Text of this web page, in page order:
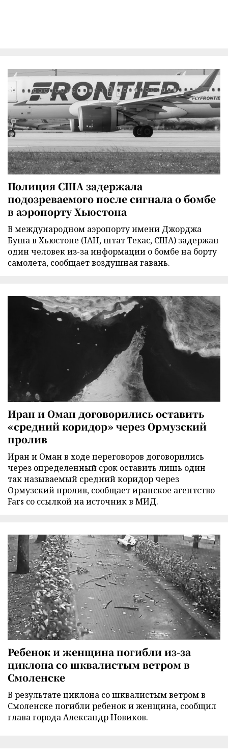
Полиция США задержала
подозреваемого после сигнала о бомбе
в аэропорту Хьюстона
В международном аэропорту имени Джорджа
Буша в Хьюстоне (IAH, штат Техас, США) задержан
один человек из-за информации о бомбе на борту
самолета, сообщает воздушная гавань.
Иран и Оман договорились оставить
«средний коридор» через Ормузский
пролив
Иран и Оман в ходе переговоров договорились
через определенный срок оставить лишь один
так называемый средний коридор через
Ормузский пролив, сообщает иранское агентство
Fars со ссылкой на источник в МИД.
Ребенок и женщина погибли из-за
циклона со шквалистым ветром в
Смоленске
В результате циклона со шквалистым ветром в
Смоленске погибли ребенок и женщина, сообщил
глава города Александр Новиков.